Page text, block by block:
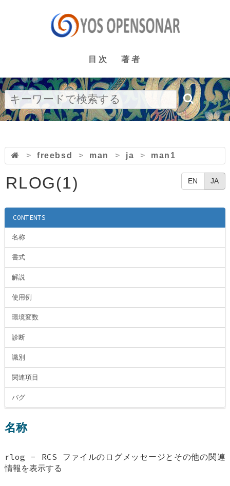
目次 著者
> freebsd > man > ja > man1
EN JA
RLOG(1)
CONTENTS
名称
書式
解説
使用例
環境変数
診断
識別
関連項目
バグ
名称
rlog - RCS ファイルのログメッセージとその他の関連
情報を表示する